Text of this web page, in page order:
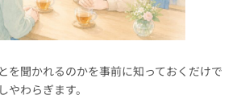
を聞かれるのかを事前に知っておくだけで
やわらぎます。